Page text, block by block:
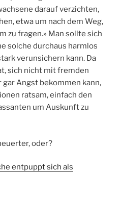
darauf verzichten,
etwa um nach dem Weg,
zu fragen.» Man sollte sich
solche durchaus harmlos
verunsichern kann. Da
sich nicht mit fremden
gar Angst bekommen kann,
ratsam, einfach den
um Auskunft zu
oder?
entpuppt sich als